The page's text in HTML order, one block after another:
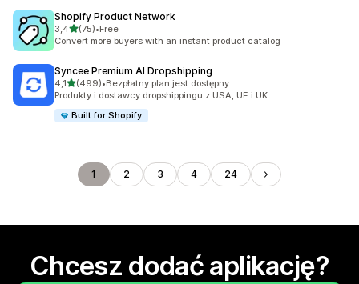
Shopify Product Network
3,4na 5 gwiazdek
(75)
Łączna liczba recenzji: 75
•Free
Convert more buyers with an instant product catalog
Syncee Premium AI Dropshipping
4,1na 5 gwiazdek
(499)
Łączna liczba recenzji: 499
•Bezpłatny plan jest dostępny
Produkty i dostawcy dropshippingu z USA, UE i UK
Built for Shopify
1 2 3 4 24
Chcesz dodać aplikację?